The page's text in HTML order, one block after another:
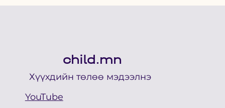
child.mn
Хүүхдийн төлөө мэдээлнэ
YouTube